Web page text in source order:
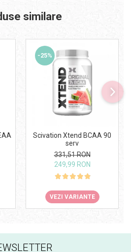
similare
-25%
Scivation Xtend BCAA 90
serv
331,51 RON
249,99 RON
VEZI VARIANTE